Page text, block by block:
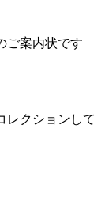
ご案内状です
レクションして